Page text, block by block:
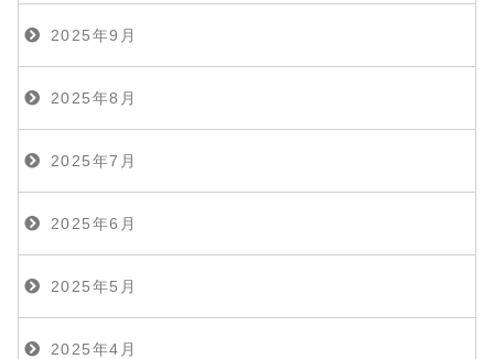
2025年9月
2025年8月
2025年7月
2025年6月
2025年5月
2025年4月